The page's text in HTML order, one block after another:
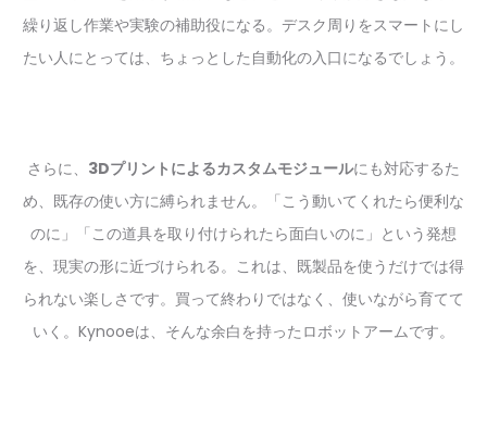
繰り返し作業や実験の補助役になる。デスク周りをスマートにし
たい人にとっては、ちょっとした自動化の入口になるでしょう。
さらに、 3Dプリントによるカスタムモジュールにも対応するた
め、既存の使い方に縛られません。「こう動いてくれたら便利な
のに」「この道具を取り付けられたら面白いのに」という発想
を、現実の形に近づけられる。これは、既製品を使うだけでは得
られない楽しさです。買って終わりではなく、使いながら育てて
いく。Kynooeは、そんな余白を持ったロボットアームです。